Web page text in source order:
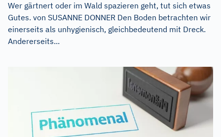
Wer gärtnert oder im Wald spazieren geht, tut sich etwas
Gutes. von SUSANNE DONNER Den Boden betrachten wir
einerseits als unhygienisch, gleichbedeutend mit Dreck.
Andererseits...